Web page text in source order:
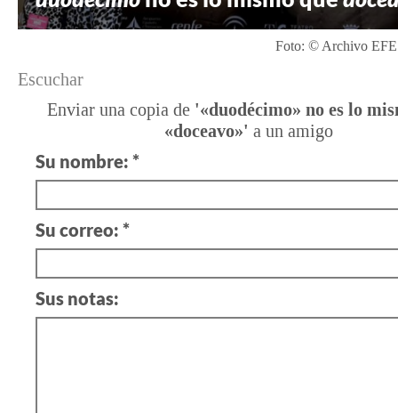
Foto: © Archivo EFE
Escuchar
Enviar una copia de '«duodécimo» no es lo
«doceavo»' a un amigo
Su nombre: *
Su correo: *
Sus notas: